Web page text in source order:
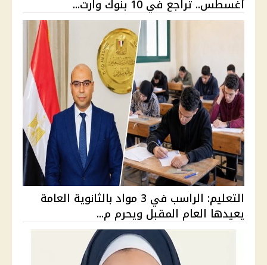
أغسطس.. تراجع في 10 بنوك وارت...
التعليم: الراسب في 3 مواد بالثانوية العامة
يعيدها العام المقبل ويحرم م...